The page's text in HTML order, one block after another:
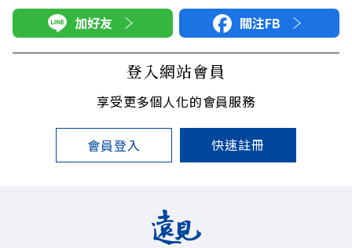
加好友 關注FB
登入網站會員
享受更多個人化的會員服務
會員登入 快速註冊